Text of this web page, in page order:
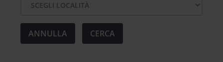
ANNULLA CERCA